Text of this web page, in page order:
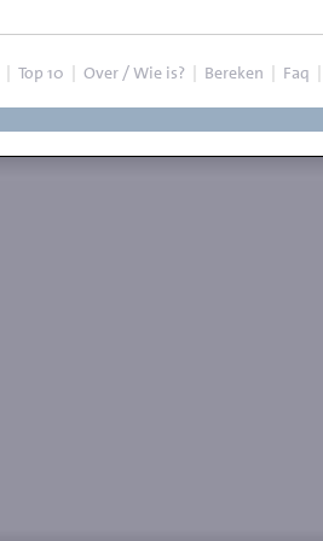
| Top 10 | Over / Wie is? | Bereken | Faq |